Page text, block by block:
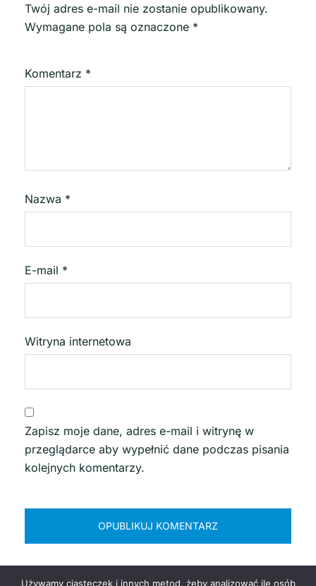
Twój adres e-mail nie zostanie opublikowany.
Wymagane pola są oznaczone *
Komentarz *
Nazwa *
E-mail *
Witryna internetowa
Zapisz moje dane, adres e-mail i witrynę w
przeglądarce aby wypełnić dane podczas pisania
kolejnych komentarzy.
Używamy ciasteczek i innych metod, żeby analizować ile osób